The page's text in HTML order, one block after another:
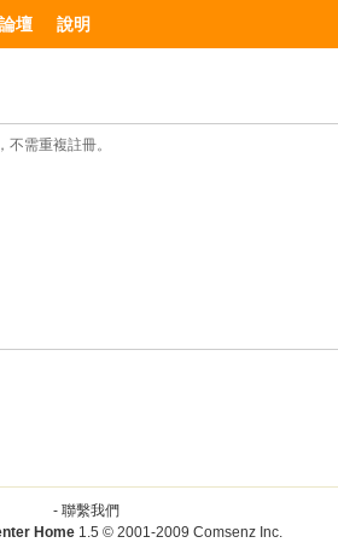
壇 說明
需重複註冊。
- 聯繫我們
Home 1.5 © 2001-2009 Comsenz Inc.